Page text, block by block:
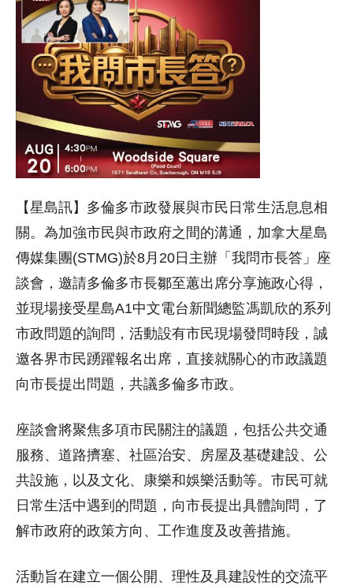
【星島訊】多倫多市政發展與市民日常生活息息相
關。為加強市民與市政府之間的溝通，加拿大星島
傳媒集團(STMG)於8月20日主辦「我問市長答」座
談會，邀請多倫多市長鄒至蕙出席分享施政心得，
並現場接受星島A1中文電台新聞總監馮凱欣的系列
市政問題的詢問，活動設有市民現場發問時段，誠
邀各界市民踴躍報名出席，直接就關心的市政議題
向市長提出問題，共議多倫多市政。
座談會將聚焦多項市民關注的議題，包括公共交通
服務、道路擠塞、社區治安、房屋及基礎建設、公
共設施，以及文化、康樂和娛樂活動等。市民可就
日常生活中遇到的問題，向市長提出具體詢問，了
解市政府的政策方向、工作進度及改善措施。
活動旨在建立一個公開、理性及具建設性的交流平